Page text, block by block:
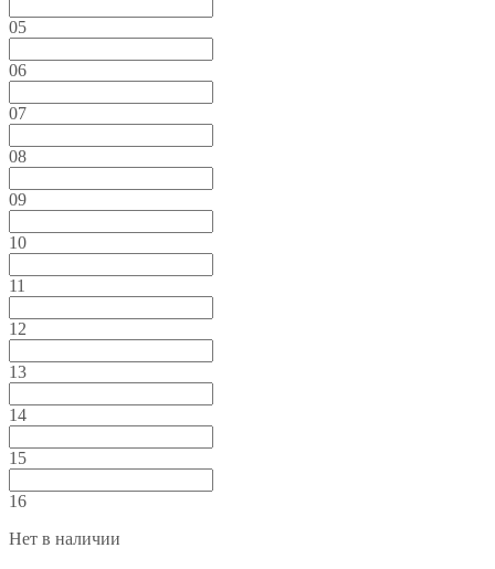
05
06
07
08
09
10
11
12
13
14
15
16
Нет в наличии